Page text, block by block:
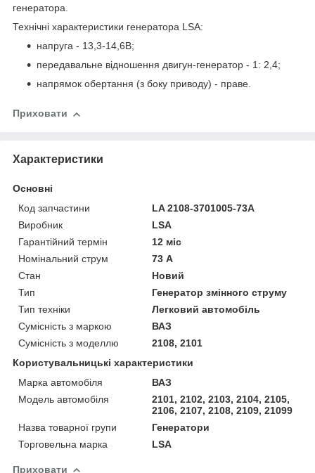
генератора.
Технічні характеристики генератора LSA:
напруга - 13,3-14,6В;
передавальне відношення двигун-генератор - 1: 2,4;
напрямок обертання (з боку приводу) - праве.
Приховати
Характеристики
Основні
Код запчастини
LA 2108-3701005-73A
Виробник
LSA
Гарантійний термін
12 міс
Номінальний струм
73 А
Стан
Новий
Тип
Генератор змінного струму
Тип техніки
Легковий автомобіль
Сумісність з маркою
ВАЗ
Сумісність з моделлю
2108, 2101
Користувальницькі характеристики
Марка автомобіля
ВАЗ
Модель автомобіля
2101, 2102, 2103, 2104, 2105,
2106, 2107, 2108, 2109, 21099
Назва товарної групи
Генератори
Торговельна марка
LSA
Приховати